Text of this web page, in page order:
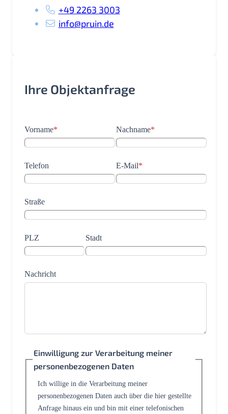
+49 2263 3003
info@pruin.de
Ihre Objektanfrage
Vorname* Nachname*
Telefon E-Mail*
Straße
PLZ Stadt
Nachricht
Einwilligung zur Verarbeitung meiner
personenbezogenen Daten
Ich willige in die Verarbeitung meiner
personenbezogenen Daten auch über die hier gestellte
Anfrage hinaus ein und bin mit einer telefonischen